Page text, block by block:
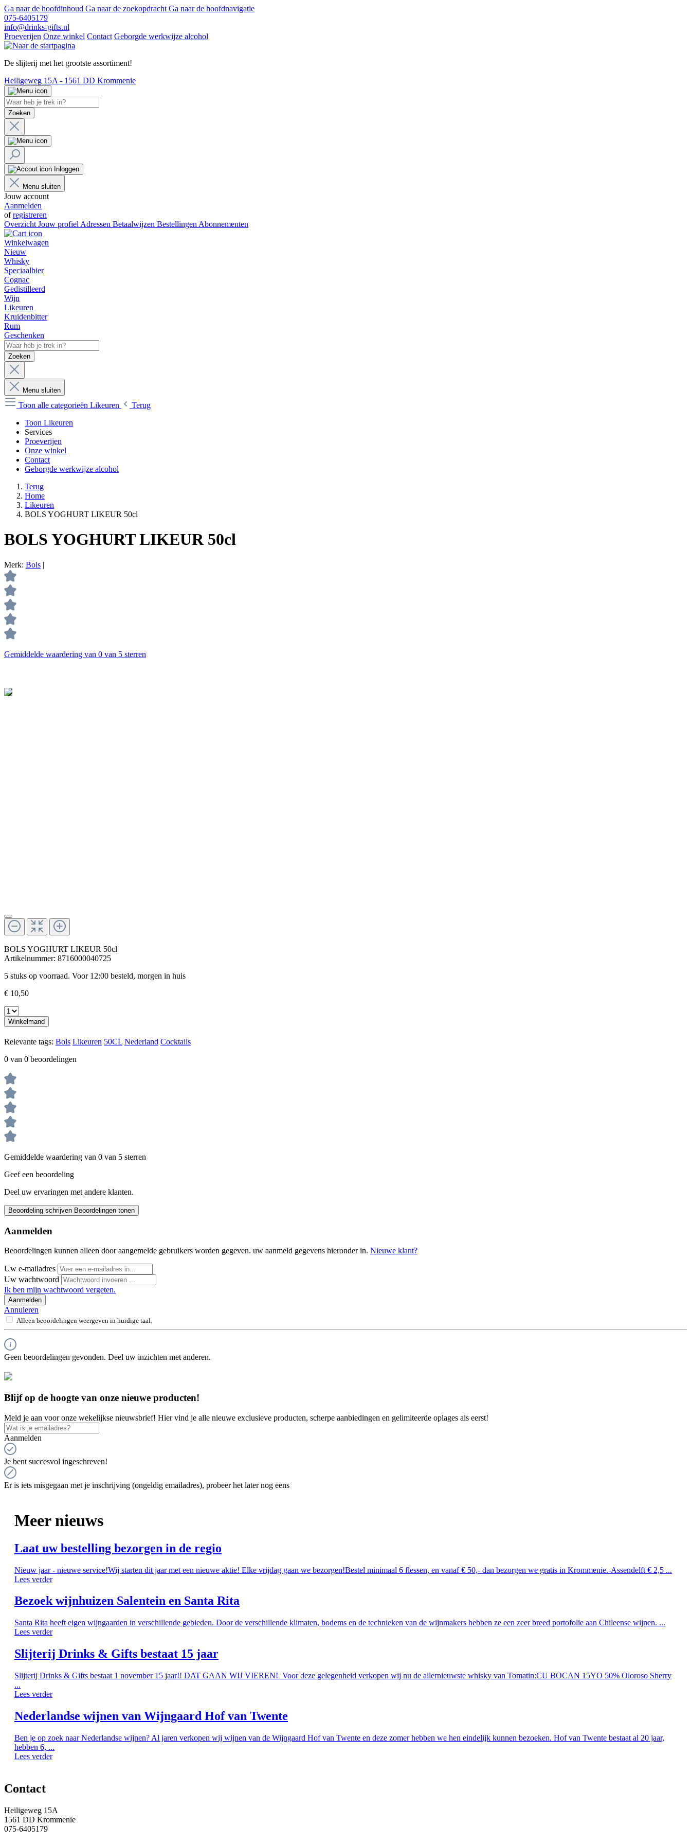
Ga naar de hoofdinhoud Ga naar de zoekopdracht Ga naar de hoofdnavigatie
075-6405179
info@drinks-gifts.nl
Proeverijen Onze winkel Contact Geborgde werkwijze alcohol
De slijterij met het grootste assortiment!
Heiligeweg 15A - 1561 DD Krommenie
Zoeken
Inloggen
Menu sluiten
Jouw account
Aanmelden
ofregistreren
Overzicht Jouw profiel Adressen Betaalwijzen Bestellingen Abonnementen
Winkelwagen
Nieuw
Whisky
Speciaalbier
Cognac
Gedistilleerd
Wijn
Likeuren
Kruidenbitter
Rum
Geschenken
Zoeken
Menu sluiten
Toon alle categorieën Likeuren
Terug
Toon Likeuren
Services
Proeverijen
Onze winkel
Contact
Geborgde werkwijze alcohol
Terug
Home
Likeuren
BOLS YOGHURT LIKEUR 50cl
BOLS YOGHURT LIKEUR 50cl
Merk: Bols |
Gemiddelde waardering van 0 van 5 sterren
BOLS YOGHURT LIKEUR 50cl
Artikelnummer: 8716000040725
5 stuks op voorraad. Voor 12:00 besteld, morgen in huis
€ 10,50
Winkelmand
Relevante tags: Bols Likeuren 50CL Nederland Cocktails
0 van 0 beoordelingen
Gemiddelde waardering van 0 van 5 sterren
Geef een beoordeling
Deel uw ervaringen met andere klanten.
Beoordeling schrijven Beoordelingen tonen
Aanmelden
Beoordelingen kunnen alleen door aangemelde gebruikers worden gegeven. uw aanmeld gegevens hieronder in. Nieuwe klant?
Uw e-mailadres
Uw wachtwoord
Ik ben mijn wachtwoord vergeten.
Aanmelden
Annuleren
Alleen beoordelingen weergeven in huidige taal.
Geen beoordelingen gevonden. Deel uw inzichten met anderen.
Blijf op de hoogte van onze nieuwe producten!
Meld je aan voor onze wekelijkse nieuwsbrief! Hier vind je alle nieuwe exclusieve producten, scherpe aanbiedingen en gelimiteerde oplages als eerst!
Aanmelden
Je bent succesvol ingeschreven!
Er is iets misgegaan met je inschrijving (ongeldig emailadres), probeer het later nog eens
Meer nieuws
Laat uw bestelling bezorgen in de regio
Nieuw jaar - nieuwe service!Wij starten dit jaar met een nieuwe aktie! Elke vrijdag gaan we bezorgen!Bestel minimaal 6 flessen, en vanaf € 50,- dan bezorgen we gratis in Krommenie.-Assendelft € 2,5 ...
Lees verder
Bezoek wijnhuizen Salentein en Santa Rita
Santa Rita heeft eigen wijngaarden in verschillende gebieden. Door de verschillende klimaten, bodems en de technieken van de wijnmakers hebben ze een zeer breed portofolie aan Chileense wijnen. ...
Lees verder
Slijterij Drinks & Gifts bestaat 15 jaar
Slijterij Drinks & Gifts bestaat 1 november 15 jaar!! DAT GAAN WIJ VIEREN! Voor deze gelegenheid verkopen wij nu de allernieuwste whisky van Tomatin:CU BOCAN 15YO 50% Oloroso Sherry
...
Lees verder
Nederlandse wijnen van Wijngaard Hof van Twente
Ben je op zoek naar Nederlandse wijnen? Al jaren verkopen wij wijnen van de Wijngaard Hof van Twente en deze zomer hebben we hen eindelijk kunnen bezoeken. Hof van Twente bestaat al 20 jaar,
hebben 6, ...
Lees verder
Contact
Heiligeweg 15A
1561 DD Krommenie
075-6405179